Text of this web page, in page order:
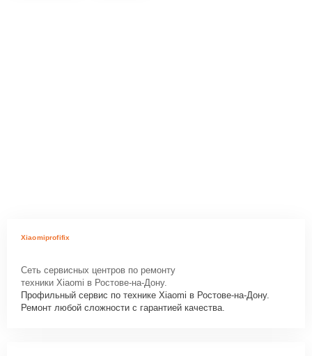
Xiaomiprofifix
Сеть сервисных центров по ремонту
техники Xiaomi в Ростове-на-Дону.
Профильный сервис по технике Xiaomi в Ростове-на-Дону.
Ремонт любой сложности с гарантией качества.